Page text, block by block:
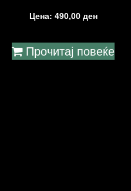
Цена: 490,00 ден
Прочитај повеќе